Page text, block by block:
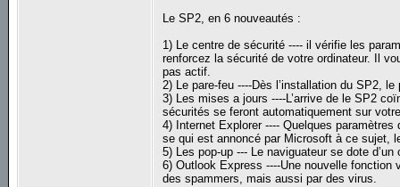
Le SP2, en 6 nouveautés :
1) Le centre de sécurité ---- il vérifie les
renforcez la sécurité de votre ordinateur. Il
pas actif.
2) Le pare-feu ----Dès l’installation du SP2,
3) Les mises a jours ----L’arrive de le SP2
sécurités se feront automatiquement sur
4) Internet Explorer ---- Quelques
se qui est annoncé par Microsoft à ce sujet,
5) Les pop-up --- Le naviguateur se dote
6) Outlook Express ----Une nouvelle fonction
des spammers, mais aussi par des virus.